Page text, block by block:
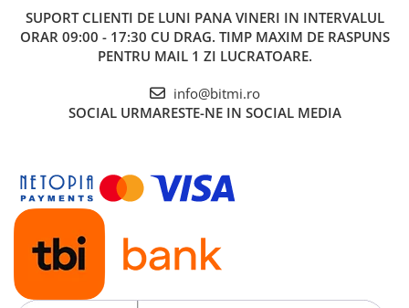
SUPORT CLIENTI DE LUNI PANA VINERI IN INTERVALUL
ORAR 09:00 - 17:30 CU DRAG. TIMP MAXIM DE RASPUNS
PENTRU MAIL 1 ZI LUCRATOARE.
info@bitmi.ro
SOCIAL URMARESTE-NE IN SOCIAL MEDIA